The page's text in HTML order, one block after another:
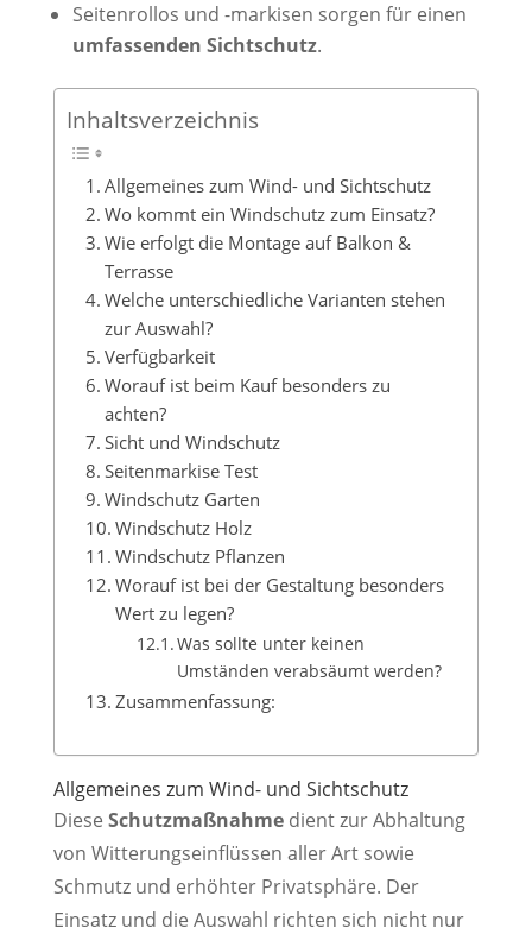
Seitenrollos und -markisen sorgen für einen
umfassenden Sichtschutz.
Inhaltsverzeichnis
Allgemeines zum Wind- und Sichtschutz
Wo kommt ein Windschutz zum Einsatz?
Wie erfolgt die Montage auf Balkon &
Terrasse
Welche unterschiedliche Varianten stehen
zur Auswahl?
Verfügbarkeit
Worauf ist beim Kauf besonders zu
achten?
Sicht und Windschutz
Seitenmarkise Test
Windschutz Garten
Windschutz Holz
Windschutz Pflanzen
Worauf ist bei der Gestaltung besonders
Wert zu legen?
Was sollte unter keinen
Umständen verabsäumt werden?
Zusammenfassung:
Allgemeines zum Wind- und Sichtschutz
Diese Schutzmaßnahmedient zur Abhaltung
von Witterungseinflüssen aller Art sowie
Schmutz und erhöhter Privatsphäre. Der
Einsatz und die Auswahl richten sich nicht nur